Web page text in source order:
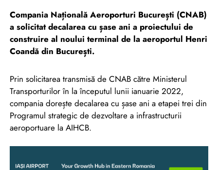
Compania Națională Aeroporturi București (CNAB)
a solicitat decalarea cu șase ani a proiectului de
construire al noului terminal de la aeroportul Henri
Coandă din București.
Prin solicitarea transmisă de CNAB către Ministerul
Transporturilor în la începutul lunii ianuarie 2022,
compania dorește decalarea cu șase ani a etapei trei din
Programul strategic de dezvoltare a infrastructurii
aeroportuare la AIHCB.